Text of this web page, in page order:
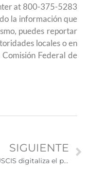
at 800-375-5283
la información que
puedes reportar
locales o en
Federal de
SIGUIENTE
USCIS digitaliza el proceso de visa H-1B